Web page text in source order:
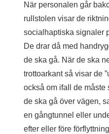
När personalen går
rullstolen visar de
socialhaptiska signaler
De drar då med
de ska gå. När de ska
trottoarkant så visar de
också om ifall de måste
de ska gå över vägen,
en gångtunnel eller
efter eller före